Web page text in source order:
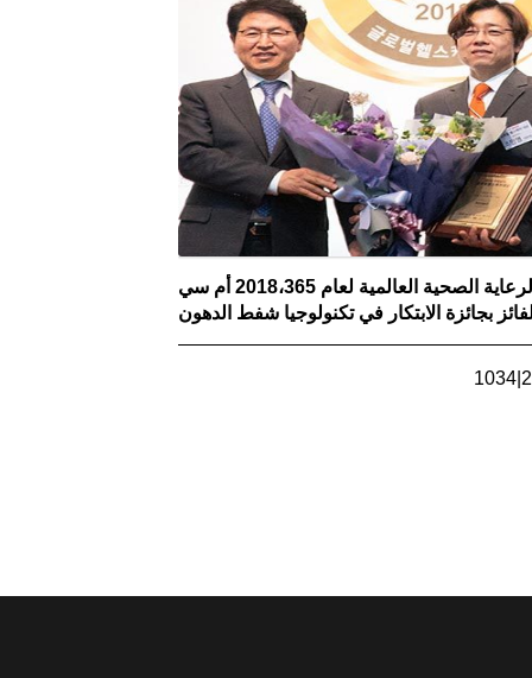
جوائز الرعاية الصحية العالمية لعام 2018،365 أم سي
بجائزة الابتكار في تكنولوجيا شفط الدهون
|
1034